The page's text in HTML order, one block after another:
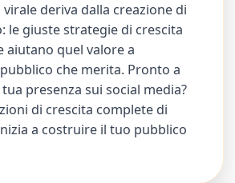
virale deriva dalla creazione di
le giuste strategie di crescita
aiutano quel valore a
che merita. Pronto a
presenza sui social media?
di crescita complete di
a costruire il tuo pubblico